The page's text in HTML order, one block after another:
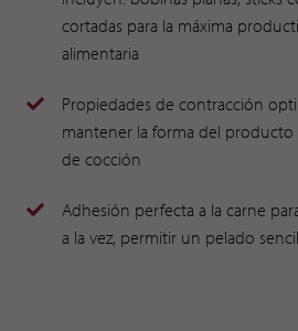
cortadas para la máxima
alimentaria
Propiedades de contracción
mantener la forma del
de cocción
Adhesión perfecta a la carne
a la vez, permitir un pelado